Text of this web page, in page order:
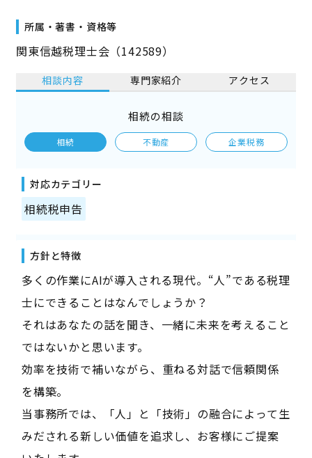
所属・著書・資格等
関東信越税理士会（142589）
相談内容 専門家紹介 アクセス
相続の相談
相続 不動産 企業税務
対応カテゴリー
相続税申告
方針と特徴
多くの作業にAIが導入される現代。“人”である税理
士にできることはなんでしょうか？
それはあなたの話を聞き、一緒に未来を考えること
ではないかと思います。
効率を技術で補いながら、重ねる対話で信頼関係
を構築。
当事務所では、「人」と「技術」の融合によって生
みだされる新しい価値を追求し、お客様にご提案